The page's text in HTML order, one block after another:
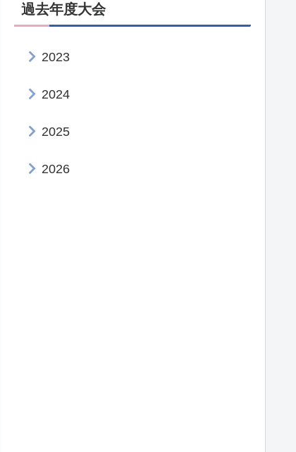
過去年度大会
2023
2024
2025
2026